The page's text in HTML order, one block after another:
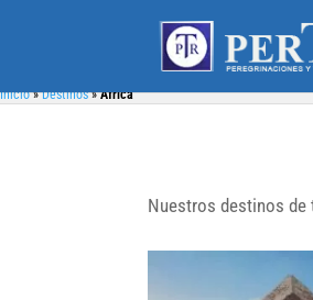
Inicio»Destinos»África
Nuestros destinos